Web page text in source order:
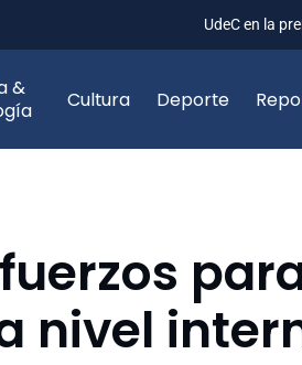
UdeC en la
&
Cultura Deporte
nivel